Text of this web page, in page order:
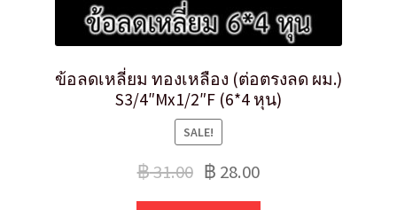
ข้อลดเหลี่ยม ทองเหลือง (ต่อตรงลด ผม.)
S3/4″Mx1/2″F (6*4 หุน)
SALE!
฿31.00 ฿ 28.00